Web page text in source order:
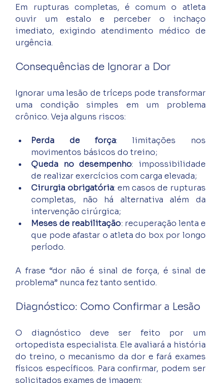
Em rupturas completas, é comum o atleta
ouvir um estalo e perceber o inchaço
imediato, exigindo atendimento médico de
urgência.
Consequências de Ignorar a Dor
Ignorar uma lesão de tríceps pode transformar
uma condição simples em um problema
crônico. Veja alguns riscos:
Perda de força: limitações nos
movimentos básicos do treino;
Queda no desempenho: impossibilidade
de realizar exercícios com carga elevada;
Cirurgia obrigatória: em casos de rupturas
completas, não há alternativa além da
intervenção cirúrgica;
Meses de reabilitação: recuperação lenta e
que pode afastar o atleta do box por longo
período.
A frase “dor não é sinal de força, é sinal de
problema” nunca fez tanto sentido.
Diagnóstico: Como Confirmar a Lesão
O diagnóstico deve ser feito por um
ortopedista especialista. Ele avaliará a história
do treino, o mecanismo da dor e fará exames
físicos específicos. Para confirmar, podem ser
solicitados exames de imagem: